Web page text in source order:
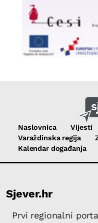
Naslovnica Vijesti
Varaždinska regija
Kalendar događanja
Sjever.hr
Prvi regionalni